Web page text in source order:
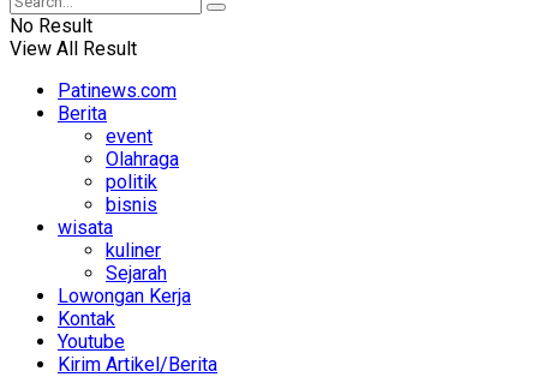
No Result
View All Result
Patinews.com
Berita
event
Olahraga
politik
bisnis
wisata
kuliner
Sejarah
Lowongan Kerja
Kontak
Youtube
Kirim Artikel/Berita